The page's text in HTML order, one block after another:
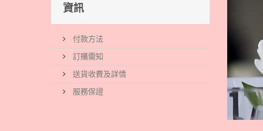
資訊
付款方法
訂購需知
送貨收費及詳情
服務保證